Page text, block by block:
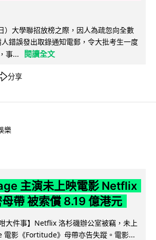
）大學聯招放榜之際，因人為疏忽向全數
錯誤發出取錄通知電郵，令大批考生一度
事...
閱讀全文
分享
樂
主演未上映電影 Netflix
帶 被索償 8.19 億港元
大件事】Netflix 洛杉磯辦公室被竊，未上
電影《Fortitude》母帶亦告失蹤。電影...